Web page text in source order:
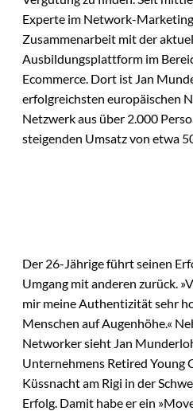
Experte im Network-
Zusammenarbeit mit der
Ausbildungsplattform im
Ecommerce. Dort ist Jan
erfolgreichsten europäischen
Netzwerk aus über 2.000
steigenden Umsatz von etwa
Der 26-Jährige führt seinen
Umgang mit anderen zurück.
mir meine Authentizität sehr
Menschen auf Augenhöhe.«
Networker sieht Jan
Unternehmens Retired Young
Küssnacht am Rigi in der
Erfolg. Damit habe er ein